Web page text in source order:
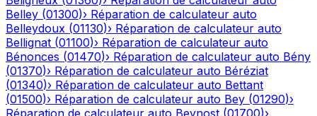
Belley (01300)› Réparation de calculateur auto
Belleydoux (01130)› Réparation de calculateur auto
Bellignat (01100)› Réparation de calculateur auto
Bénonces (01470)› Réparation de calculateur auto Bény
(01370)› Réparation de calculateur auto Béréziat
(01340)› Réparation de calculateur auto Bettant
(01500)› Réparation de calculateur auto Bey (01290)›
Réparation de calculateur auto Beynost (01700)›